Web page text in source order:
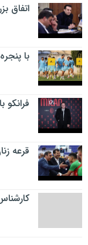
اتفاق
با
فرانکو
قرعه